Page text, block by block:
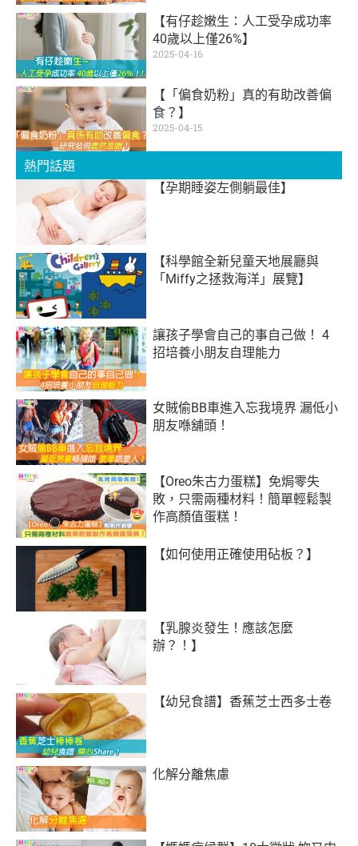
【有仔趁嫩生：人工受孕成功率
40歲以上僅26%】
2025-04-16
【「偏食奶粉」真的有助改善偏
食？】
2025-04-15
熱門話題
【孕期睡姿左側躺最佳】
【科學館全新兒童天地展廳與
「Miffy之拯救海洋」展覽】
讓孩子學會自己的事自己做！ 4
招培養小朋友自理能力
女賊偷BB車進入忘我境界 漏低小
朋友喺舖頭！
【Oreo朱古力蛋糕】免焗零失
敗，只需兩種材料！簡單輕鬆製
作高顏值蛋糕！
【如何使用正確使用砧板？】
【乳腺炎發生！應該怎麼
辦？！】
【幼兒食譜】香蕉芝士西多士卷
化解分離焦慮